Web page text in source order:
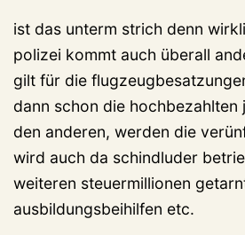
ist das unterm strich denn
polizei kommt auch überall
gilt für die
dann schon die hochbezahlten
den anderen, werden die
wird auch da schindluder
weiteren steuermillionen
ausbildungsbeihilfen etc.